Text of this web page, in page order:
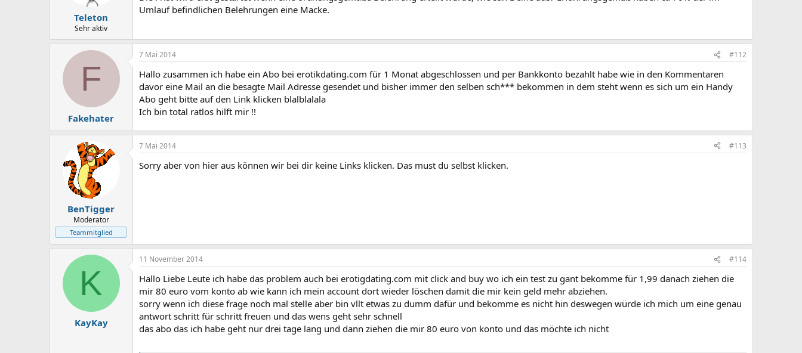
Teleton
Sehr aktiv
Umlauf befindlichen Belehrungen eine Macke.
F
Fakehater
7 Mai 2014 #112
Hallo zusammen ich habe ein Abo bei erotikdating.com für 1 Monat abgeschlossen und per Bankkonto bezahlt habe wie in den Kommentaren
davor eine Mail an die besagte Mail Adresse gesendet und bisher immer den selben sch*** bekommen in dem steht wenn es sich um ein Handy
Abo geht bitte auf den Link klicken blalblalala
Ich bin total ratlos hilft mir !!
BenTigger
Moderator
Teammitglied
7 Mai 2014 #113
Sorry aber von hier aus können wir bei dir keine Links klicken. Das must du selbst klicken.
K
KayKay
11 November 2014 #114
Hallo Liebe Leute ich habe das problem auch bei erotigdating.com mit click and buy wo ich ein test zu gant bekomme für 1,99 danach ziehen die
mir 80 euro vom konto ab wie kann ich mein account dort wieder löschen damit die mir kein geld mehr abziehen.
sorry wenn ich diese frage noch mal stelle aber bin vllt etwas zu dumm dafür und bekomme es nicht hin deswegen würde ich mich um eine genau
antwort schritt für schritt freuen und das wens geht sehr schnell
das abo das ich habe geht nur drei tage lang und dann ziehen die mir 80 euro von konto und das möchte ich nicht